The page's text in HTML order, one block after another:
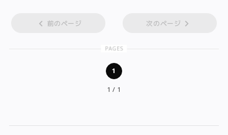
前のページ
PAGES
1
次のページ
1 / 1